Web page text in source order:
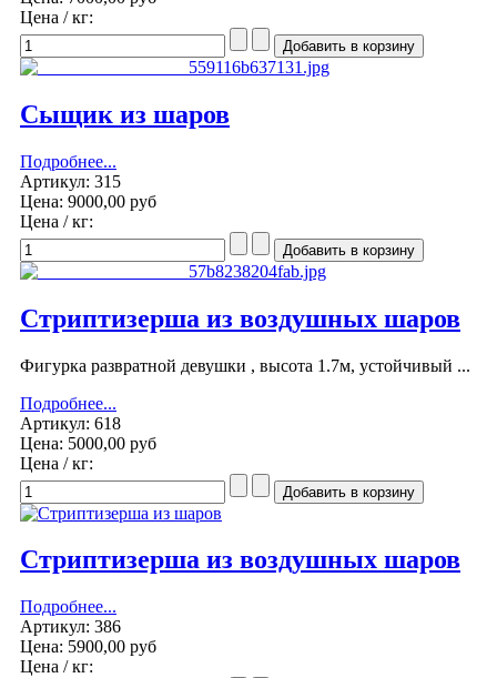
Цена / кг:
Сыщик из шаров
Подробнее...
Артикул: 315
Цена: 9000,00 руб
Цена / кг:
Стриптизерша из воздушных шаров
Фигурка развратной девушки , высота 1.7м, устойчивый ...
Подробнее...
Артикул: 618
Цена: 5000,00 руб
Цена / кг:
Стриптизерша из воздушных шаров
Подробнее...
Артикул: 386
Цена: 5900,00 руб
Цена / кг: